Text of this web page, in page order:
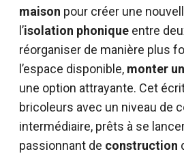
maison pour créer une
l’isolation phonique entre
réorganiser de manière plus
l’espace disponible, monter
une option attrayante. Cet
bricoleurs avec un niveau de
intermédiaire, prêts à se
passionnant de construction